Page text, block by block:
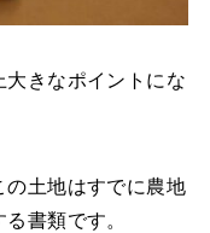
大きなポイントにな
の土地はすでに農地
書類です。